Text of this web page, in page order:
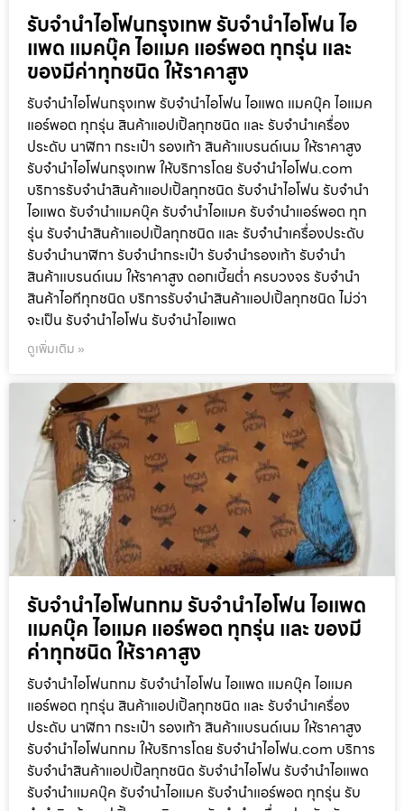
รับจำนำไอโฟนกรุงเทพ รับจำนำไอโฟน ไอ
แพด แมคบุ๊ค ไอแมค แอร์พอต ทุกรุ่น และ
ของมีค่าทุกชนิด ให้ราคาสูง
รับจำนำไอโฟนกรุงเทพ รับจำนำไอโฟน ไอแพด แมคบุ๊ค ไอแมค
แอร์พอต ทุกรุ่น สินค้าแอปเปิ้ลทุกชนิด และ รับจำนำเครื่อง
ประดับ นาฬิกา กระเป๋า รองเท้า สินค้าแบรนด์เนม ให้ราคาสูง
รับจำนำไอโฟนกรุงเทพ ให้บริการโดย รับจํานําไอโฟน.com
บริการรับจำนำสินค้าแอปเปิ้ลทุกชนิด รับจำนำไอโฟน รับจำนำ
ไอแพด รับจำนำแมคบุ๊ค รับจำนำไอแมค รับจำนำแอร์พอต ทุก
รุ่น รับจำนำสินค้าแอปเปิ้ลทุกชนิด และ รับจำนำเครื่องประดับ
รับจำนำนาฬิกา รับจำนำกระเป๋า รับจำนำรองเท้า รับจำนำ
สินค้าแบรนด์เนม ให้ราคาสูง ดอกเบี้ยต่ำ ครบวงจร รับจำนำ
สินค้าไอทีทุกชนิด บริการรับจำนำสินค้าแอปเปิ้ลทุกชนิด ไม่ว่า
จะเป็น รับจำนำไอโฟน รับจำนำไอแพด
ดูเพิ่มเติม »
รับจำนำไอโฟนกทม รับจำนำไอโฟน ไอแพด
แมคบุ๊ค ไอแมค แอร์พอต ทุกรุ่น และ ของมี
ค่าทุกชนิด ให้ราคาสูง
รับจำนำไอโฟนกทม รับจำนำไอโฟน ไอแพด แมคบุ๊ค ไอแมค
แอร์พอต ทุกรุ่น สินค้าแอปเปิ้ลทุกชนิด และ รับจำนำเครื่อง
ประดับ นาฬิกา กระเป๋า รองเท้า สินค้าแบรนด์เนม ให้ราคาสูง
รับจำนำไอโฟนกทม ให้บริการโดย รับจํานําไอโฟน.com บริการ
รับจำนำสินค้าแอปเปิ้ลทุกชนิด รับจำนำไอโฟน รับจำนำไอแพด
รับจำนำแมคบุ๊ค รับจำนำไอแมค รับจำนำแอร์พอต ทุกรุ่น รับ